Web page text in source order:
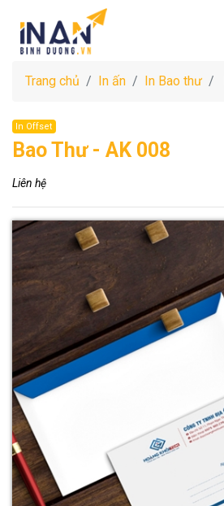
Trang chủ In ấn In Bao thư
In Offset
Bao Thư - AK 008
Liên hệ